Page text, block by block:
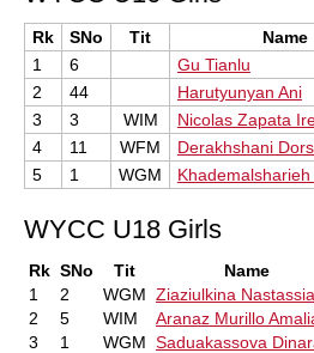
Rk SNo Tit Name
1
6 Gu Tianlu
2
44 Harutyunyan Ani
3
3 WIM Nicolas Zapata
4
11 WFM Derakhshani
5
1 WGM
WYCC U18 Girls
Rk SNo Tit Name
1
2 WGM Ziaziulkina Nastassia
2
5 WIM Aranaz Murillo
3
1 WGM Saduakassova